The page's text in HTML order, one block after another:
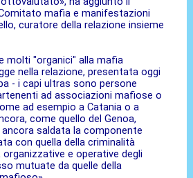
mafia e manifestazioni
curatore della relazione insieme
molti "organici" alla mafia
nella relazione, presentata oggi
- i capi ultras sono persone
ad associazioni mafiose o
ad esempio a Catania o a
come quello del Genoa,
saldata la componente
con quella della criminalità
e operative degli
mutuate da quelle della